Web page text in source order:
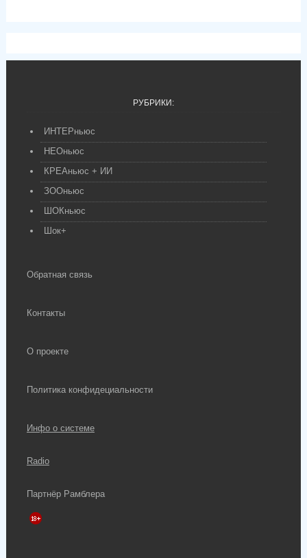
РУБРИКИ:
ИНТЕРньюс
НЕОньюс
КРЕАньюс + ИИ
ЗООньюс
ШОКньюс
Шок+
Обратная связь
Контакты
О проекте
Политика конфидециальности
Инфо о системе
Radio
Партнёр Рамблера